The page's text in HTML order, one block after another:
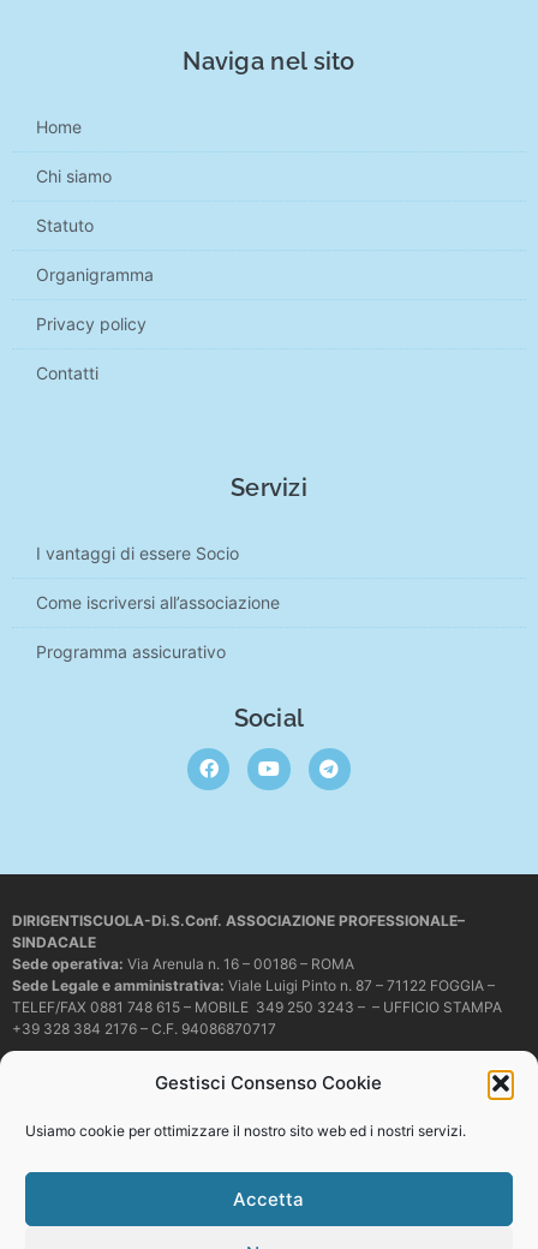
Gestisci Consenso Cookie
Usiamo cookie per ottimizzare il nostro sito web ed i nostri servizi.
Accetta
Naviga nel sito
Home
Chi siamo
Statuto
Organigramma
Privacy policy
Contatti
Servizi
I vantaggi di essere Socio
Come iscriversi all’associazione
Programma assicurativo
Social
DIRIGENTISCUOLA-Di.S.Conf. ASSOCIAZIONE PROFESSIONALE–
SINDACALE
Sede operativa: Via Arenula n. 16 – 00186 – ROMA
Sede Legale e amministrativa: Viale Luigi Pinto n. 87 – 71122 FOGGIA –
TELEF/FAX 0881 748 615 – MOBILE 349 250 3243 – – UFFICIO STAMPA
+39 328 384 2176 – C.F. 94086870717
dirigentiscuola@pec.it
copiare o riprodurre in alcun modo i contenuti presenti in questo sito se non